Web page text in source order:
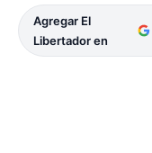
Agregar El
Libertador en